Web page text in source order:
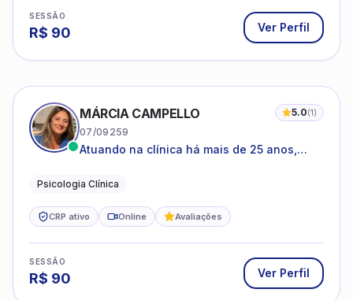
SESSÃO
R$ 90 Ver Perfil
MÁRCIA CAMPELLO 5.0(1)
07/09259
Atuando na clínica há mais de 25 anos,
estruturas, com experiência em
Psicologia Clínica
CRP ativo Online Avaliações
SESSÃO
R$ 90 Ver Perfil